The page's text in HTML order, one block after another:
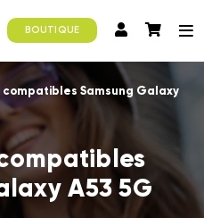
BOUTIQUE
compatibles Samsung Galaxy
A53 5G